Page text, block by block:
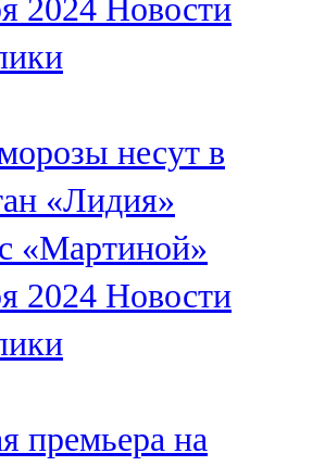
2024 Новости
несут в
«Лидия»
«Мартиной»
2024 Новости
премьера на